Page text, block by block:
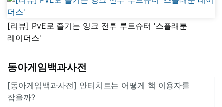
[리뷰] PvE로 즐기는 잉크 전투 루트슈터 '스플래툰
레이더스'
동아게임백과사전
[동아게임백과사전] 안티치트는 어떻게 핵 이용자를
잡을까?